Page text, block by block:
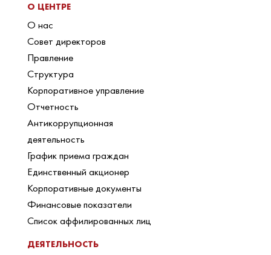
О ЦЕНТРЕ
О нас
Совет директоров
Правление
Структура
Корпоративное управление
Отчетность
Антикоррупционная
деятельность
График приема граждан
Единственный акционер
Корпоративные документы
Финансовые показатели
Список аффилированных лиц
ДЕЯТЕЛЬНОСТЬ